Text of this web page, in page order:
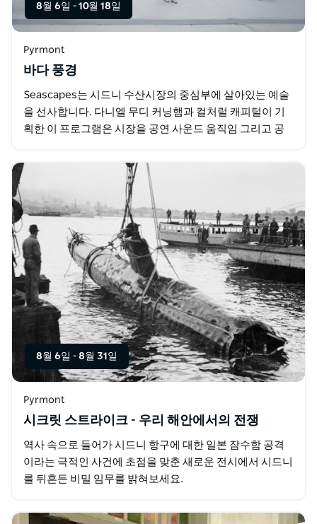
8월 6일 - 10월 18일
Pyrmont
바다 풍경
Seascapes는 시드니 수산시장의 중심부에 살아있는 예술
을 선사합니다. 다니엘 무디 커닝햄과 컬처럴 캐피털이 기
획한 이 프로그램은 시장을 공연 사운드 움직임 그리고 공
8월 6일 - 8월 31일
Pyrmont
시크릿 스트라이크 - 우리 해안에서의 전쟁
역사 속으로 들어가 시드니 항구에 대한 일본 잠수함 공격
이라는 극적인 사건에 초점을 맞춘 새로운 전시에서 시드니
를 뒤흔든 비밀 임무를 밝혀보세요.